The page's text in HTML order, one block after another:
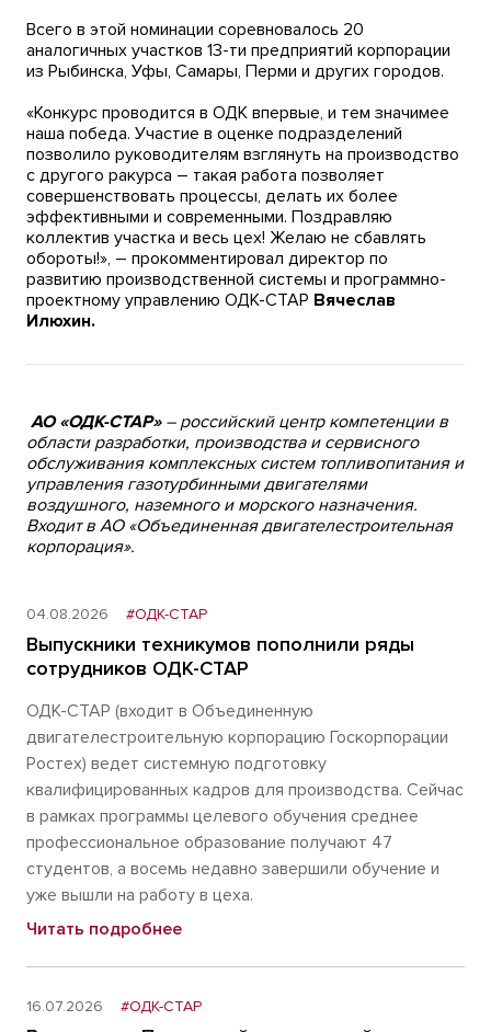
Всего в этой номинации соревновалось 20
аналогичных участков 13-ти предприятий корпорации
из Рыбинска, Уфы, Самары, Перми и других городов.
«Конкурс проводится в ОДК впервые, и тем значимее
наша победа. Участие в оценке подразделений
позволило руководителям взглянуть на производство
с другого ракурса – такая работа позволяет
совершенствовать процессы, делать их более
эффективными и современными. Поздравляю
коллектив участка и весь цех! Желаю не сбавлять
обороты!», – прокомментировал директор по
развитию производственной системы и программно-
проектному управлению ОДК-СТАР Вячеслав
Илюхин.
АО «ОДК-СТАР»– российский центр компетенции в
области разработки, производства и сервисного
обслуживания комплексных систем топливопитания и
управления газотурбинными двигателями
воздушного, наземного и морского назначения.
Входит в АО «Объединенная двигателестроительная
корпорация».
04.08.2026 #ОДК-СТАР
Выпускники техникумов пополнили ряды
сотрудников ОДК-СТАР
ОДК-СТАР (входит в Объединенную
двигателестроительную корпорацию Госкорпорации
Ростех) ведет системную подготовку
квалифицированных кадров для производства. Сейчас
в рамках программы целевого обучения среднее
профессиональное образование получают 47
студентов, а восемь недавно завершили обучение и
уже вышли на работу в цеха.
Читать подробнее
16.07.2026 #ОДК-СТАР